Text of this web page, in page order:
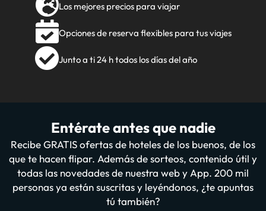
Los mejores precios para viajar
Opciones de reserva flexibles para tus viajes
Junto a ti 24 h todos los días del año
Entérate antes que nadie
Recibe GRATIS ofertas de hoteles de los buenos, de los
que te hacen flipar. Además de sorteos, contenido útil y
todas las novedades de nuestra web y App. 200 mil
personas ya están suscritas y leyéndonos, ¿te apuntas
tú también?